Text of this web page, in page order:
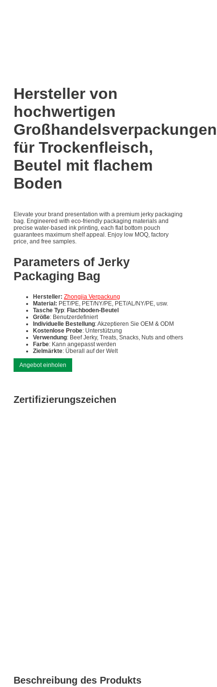
Hersteller von
hochwertigen
Großhandelsverpackungen
für Trockenfleisch,
Beutel mit flachem
Boden
Elevate your brand presentation with a premium jerky packaging
bag. Engineered with eco-friendly packaging materials and
precise water-based ink printing, each flat bottom pouch
guarantees maximum shelf appeal. Enjoy low MOQ, factory
price, and free samples.
Parameters of Jerky
Packaging Bag
Hersteller: Zhongjia Verpackung
Material: PET/PE, PET/NY/PE, PET/AL/NY/PE, usw.
Tasche Typ: Flachboden-Beutel
Größe: Benutzerdefiniert
Individuelle Bestellung: Akzeptieren Sie OEM & ODM
Kostenlose Probe: Unterstützung
Verwendung: Beef Jerky, Treats, Snacks, Nuts and others
Farbe: Kann angepasst werden
Zielmärkte: Überall auf der Welt
Angebot einholen
Zertifizierungszeichen
Beschreibung des Produkts